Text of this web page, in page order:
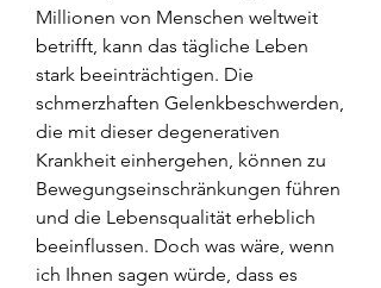
Millionen von Menschen weltweit
betrifft, kann das tägliche Leben
stark beeinträchtigen. Die
schmerzhaften Gelenkbeschwerden,
die mit dieser degenerativen
Krankheit einhergehen, können zu
Bewegungseinschränkungen führen
und die Lebensqualität erheblich
beeinflussen. Doch was wäre, wenn
ich Ihnen sagen würde, dass es